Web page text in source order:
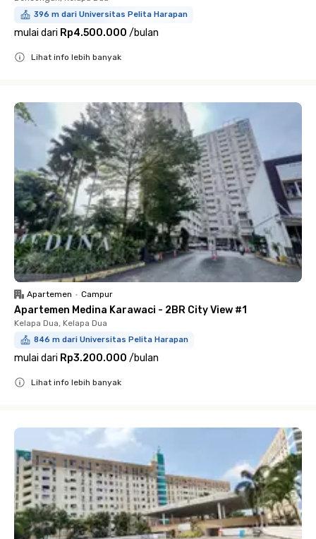
396 m dari Universitas Pelita Harapan
mulai dari Rp4.500.000 /bulan
Lihat info lebih banyak
Apartemen • Campur
Apartemen Medina Karawaci - 2BR City View #1
Kelapa Dua, Kelapa Dua
846 m dari Universitas Pelita Harapan
mulai dari Rp3.200.000 /bulan
Lihat info lebih banyak